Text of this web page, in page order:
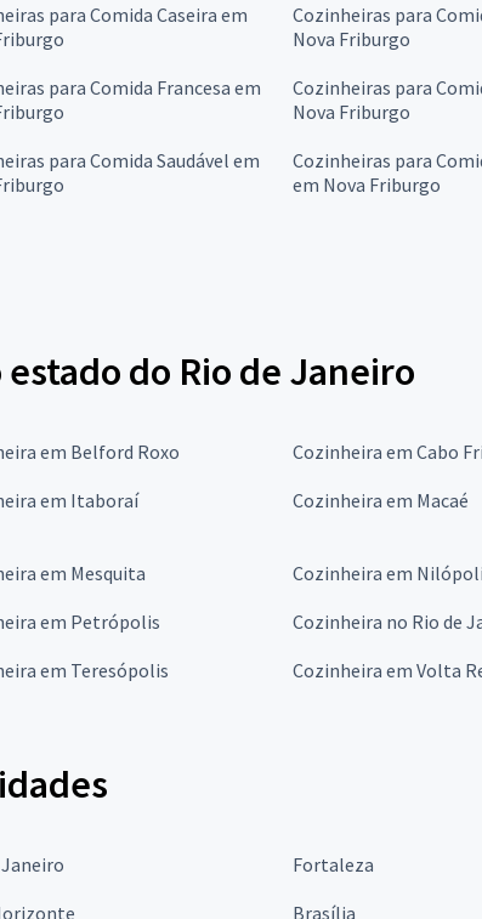
para Comida Caseira em
Cozinheiras para
Nova Friburgo
para Comida Francesa em
Cozinheiras para
Nova Friburgo
para Comida Saudável em
Cozinheiras para
em Nova Friburgo
do Rio de Janeiro
em Belford Roxo
Cozinheira em Cabo
em Itaboraí Cozinheira em Macaé
em Mesquita
Cozinheira em
em Petrópolis
Cozinheira no Rio de
em Teresópolis Cozinheira em Volta
Fortaleza
Brasília